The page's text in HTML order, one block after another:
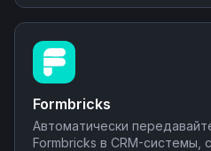
системами через Nodul и
email-маркетинге.
Formbricks
Автоматически
Formbricks в CRM-системы,